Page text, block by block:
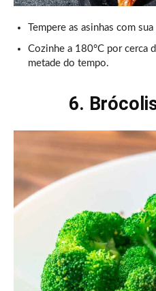
Tempere as asinhas com
Cozinhe a 180°C por cerca
metade do tempo.
6.